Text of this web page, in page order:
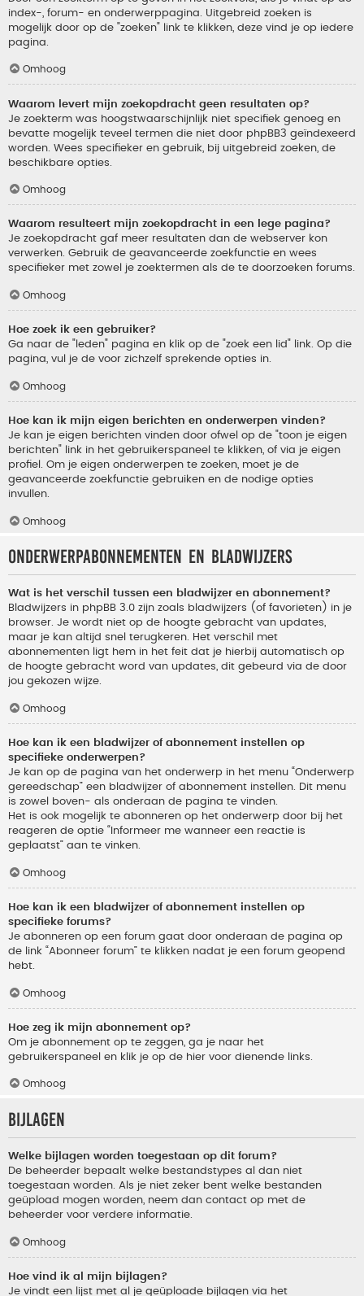
index-, forum- en onderwerppagina. Uitgebreid zoeken is
mogelijk door op de "zoeken" link te klikken, deze vind je op iedere
pagina.
Omhoog
Waarom levert mijn zoekopdracht geen resultaten op?
Je zoekterm was hoogstwaarschijnlijk niet specifiek genoeg en
bevatte mogelijk teveel termen die niet door phpBB3 geïndexeerd
worden. Wees specifieker en gebruik, bij uitgebreid zoeken, de
beschikbare opties.
Omhoog
Waarom resulteert mijn zoekopdracht in een lege pagina?
Je zoekopdracht gaf meer resultaten dan de webserver kon
verwerken. Gebruik de geavanceerde zoekfunctie en wees
specifieker met zowel je zoektermen als de te doorzoeken forums.
Omhoog
Hoe zoek ik een gebruiker?
Ga naar de "leden" pagina en klik op de "zoek een lid" link. Op die
pagina, vul je de voor zichzelf sprekende opties in.
Omhoog
Hoe kan ik mijn eigen berichten en onderwerpen vinden?
Je kan je eigen berichten vinden door ofwel op de "toon je eigen
berichten" link in het gebruikerspaneel te klikken, of via je eigen
profiel. Om je eigen onderwerpen te zoeken, moet je de
geavanceerde zoekfunctie gebruiken en de nodige opties
invullen.
Omhoog
Onderwerpabonnementen en bladwijzers
Wat is het verschil tussen een bladwijzer en abonnement?
Bladwijzers in phpBB 3.0 zijn zoals bladwijzers (of favorieten) in je
browser. Je wordt niet op de hoogte gebracht van updates,
maar je kan altijd snel terugkeren. Het verschil met
abonnementen ligt hem in het feit dat je hierbij automatisch op
de hoogte gebracht word van updates, dit gebeurd via de door
jou gekozen wijze.
Omhoog
Hoe kan ik een bladwijzer of abonnement instellen op
specifieke onderwerpen?
Je kan op de pagina van het onderwerp in het menu “Onderwerp
gereedschap” een bladwijzer of abonnement instellen. Dit menu
is zowel boven- als onderaan de pagina te vinden.
Het is ook mogelijk te abonneren op het onderwerp door bij het
reageren de optie “Informeer me wanneer een reactie is
geplaatst” aan te vinken.
Omhoog
Hoe kan ik een bladwijzer of abonnement instellen op
specifieke forums?
Je abonneren op een forum gaat door onderaan de pagina op
de link “Abonneer forum” te klikken nadat je een forum geopend
hebt.
Omhoog
Hoe zeg ik mijn abonnement op?
Om je abonnement op te zeggen, ga je naar het
gebruikerspaneel en klik je op de hier voor dienende links.
Omhoog
Bijlagen
Welke bijlagen worden toegestaan op dit forum?
De beheerder bepaalt welke bestandstypes al dan niet
toegestaan worden. Als je niet zeker bent welke bestanden
geüpload mogen worden, neem dan contact op met de
beheerder voor verdere informatie.
Omhoog
Hoe vind ik al mijn bijlagen?
Je vindt een lijst met al je geüploade bijlagen via het